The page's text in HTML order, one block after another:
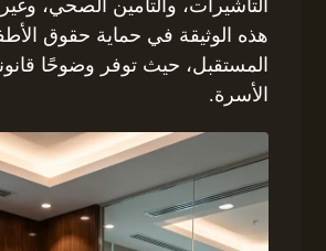
التأشيرات، والتأمين الصحي،
هذه الوثيقة في حماية حقوق
المستقبل، حيث توفر وضوحًا
الأسرة.